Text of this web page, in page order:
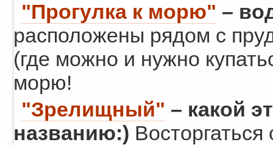
"Прогулка к морю" –
расположены рядом с
(где можно и нужно
морю!
"Зрелищный" – какой
названию:)